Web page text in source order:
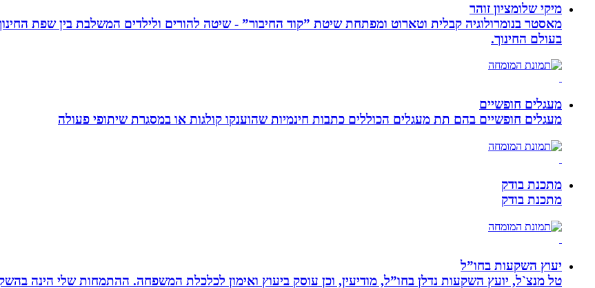
מיקי שלומציון זוהר
בעולם החינוך.
מעגלים חופשיים
מעגלים חופשיים בהם תת מעגלים הכוללים כתבות חינמיות שהוענקו קולגות או במסגרת שיתופי פעולה
מתכנת בודק
מתכנת בודק
יעוץ השקעות בחו”ל
טל מנצ`ל, יועץ השקעות נדלן בחו”ל, מודיעין, וכן עוסק ביעוץ ואימון לכלכלת המשפחה. ההתמחות שלי הינה